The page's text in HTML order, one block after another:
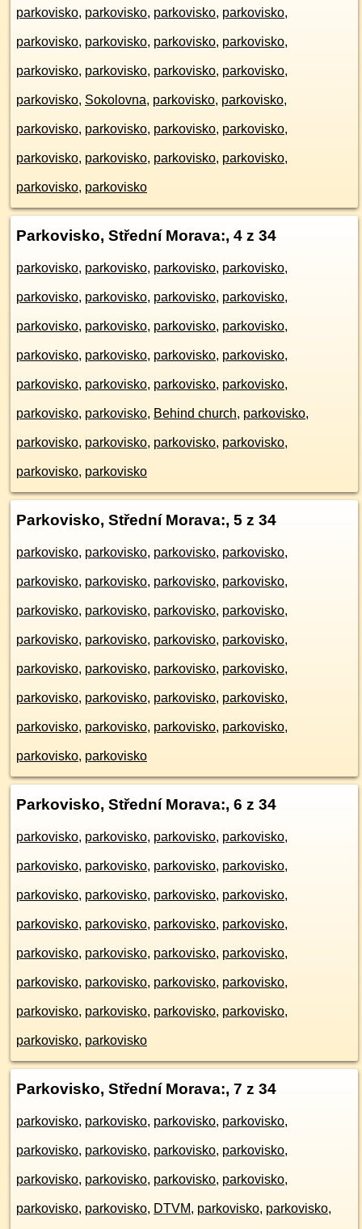
parkovisko, parkovisko, parkovisko, parkovisko,
parkovisko, parkovisko, parkovisko, parkovisko,
parkovisko, parkovisko, parkovisko, parkovisko,
parkovisko, Sokolovna, parkovisko, parkovisko,
parkovisko, parkovisko, parkovisko, parkovisko,
parkovisko, parkovisko, parkovisko, parkovisko,
parkovisko, parkovisko
Parkovisko, Střední Morava:, 4 z 34
parkovisko, parkovisko, parkovisko, parkovisko,
parkovisko, parkovisko, parkovisko, parkovisko,
parkovisko, parkovisko, parkovisko, parkovisko,
parkovisko, parkovisko, parkovisko, parkovisko,
parkovisko, parkovisko, parkovisko, parkovisko,
parkovisko, parkovisko, Behind church, parkovisko,
parkovisko, parkovisko, parkovisko, parkovisko,
parkovisko, parkovisko
Parkovisko, Střední Morava:, 5 z 34
parkovisko, parkovisko, parkovisko, parkovisko,
parkovisko, parkovisko, parkovisko, parkovisko,
parkovisko, parkovisko, parkovisko, parkovisko,
parkovisko, parkovisko, parkovisko, parkovisko,
parkovisko, parkovisko, parkovisko, parkovisko,
parkovisko, parkovisko, parkovisko, parkovisko,
parkovisko, parkovisko, parkovisko, parkovisko,
parkovisko, parkovisko
Parkovisko, Střední Morava:, 6 z 34
parkovisko, parkovisko, parkovisko, parkovisko,
parkovisko, parkovisko, parkovisko, parkovisko,
parkovisko, parkovisko, parkovisko, parkovisko,
parkovisko, parkovisko, parkovisko, parkovisko,
parkovisko, parkovisko, parkovisko, parkovisko,
parkovisko, parkovisko, parkovisko, parkovisko,
parkovisko, parkovisko, parkovisko, parkovisko,
parkovisko, parkovisko
Parkovisko, Střední Morava:, 7 z 34
parkovisko, parkovisko, parkovisko, parkovisko,
parkovisko, parkovisko, parkovisko, parkovisko,
parkovisko, parkovisko, parkovisko, parkovisko,
parkovisko, parkovisko, DTVM, parkovisko, parkovisko,